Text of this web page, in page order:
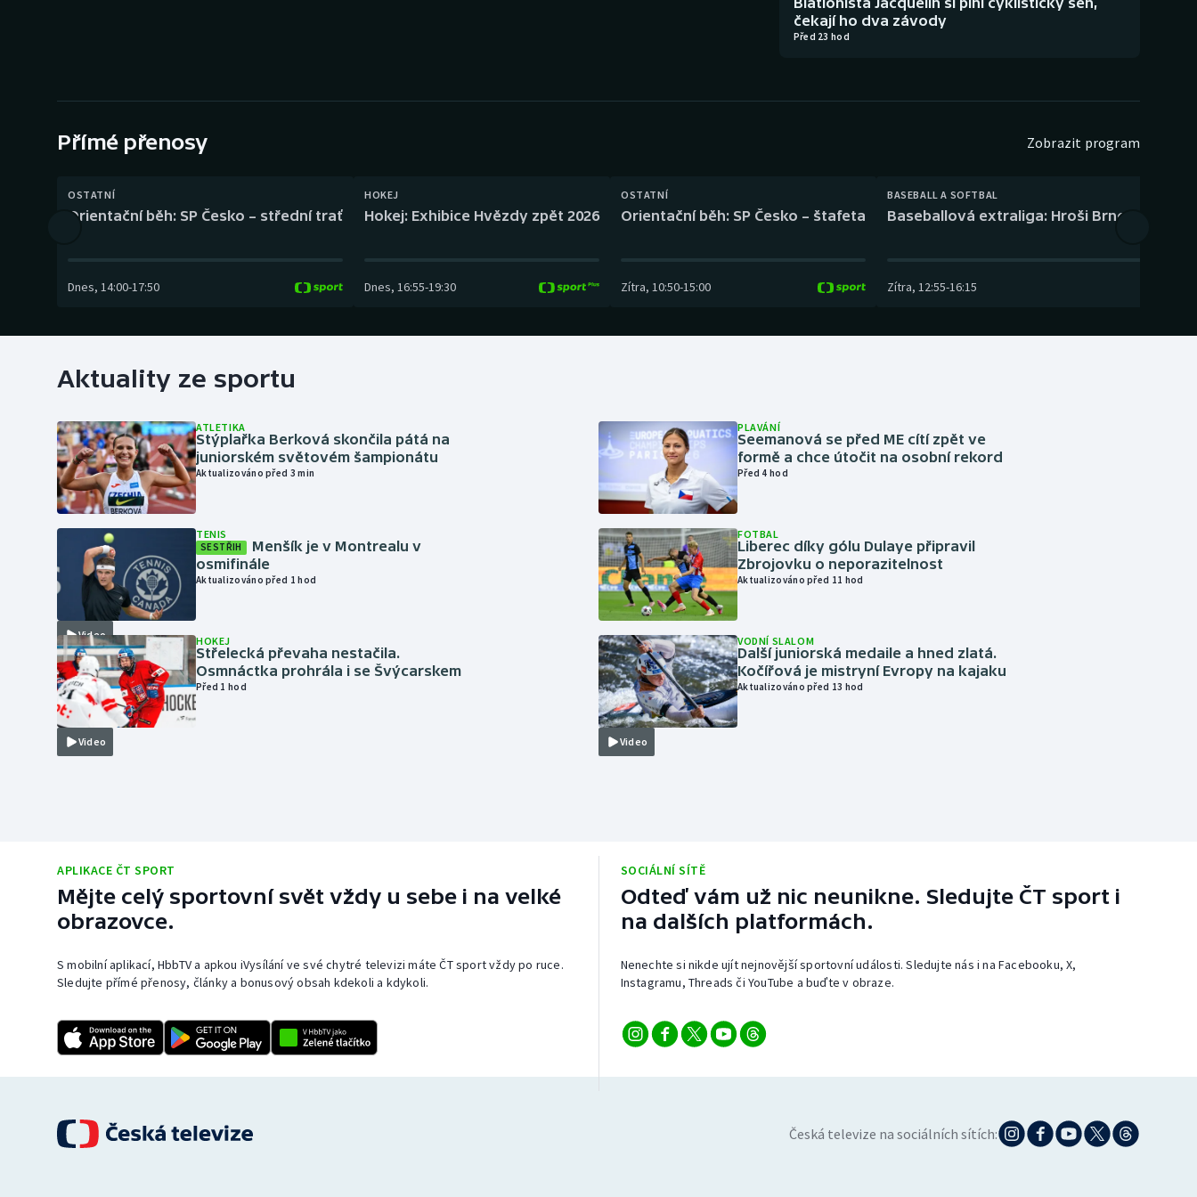
Gymnastika Plážový volejbal
čekají ho dva závody
Před 23 hod
Přímé přenosy Zobrazit program
OSTATNÍ
Orientační běh: SP Česko – střední trať
Dnes, 14:00-17:50
HOKEJ
Hokej: Exhibice Hvězdy zpět 2026
Dnes, 16:55-19:30
OSTATNÍ
Orientační běh: SP Česko – štafeta
Zítra, 10:50-15:00
BASEBALL A SOFTBAL
Baseballová extraliga: Hroši Brno – Eagles
Zítra, 12:55-16:15
Aktuality ze sportu
ATLETIKA
Stýplařka Berková skončila pátá na
juniorském světovém šampionátu
Aktualizováno před 3 min
Video
TENIS
SESTŘIH
Menšík je v Montrealu v
osmifinále
Aktualizováno před 1 hod
Video
HOKEJ
Střelecká převaha nestačila.
Osmnáctka prohrála i se Švýcarskem
Před 1 hod
PLAVÁNÍ
Seemanová se před ME cítí zpět ve
formě a chce útočit na osobní rekord
Před 4 hod
FOTBAL
Liberec díky gólu Dulaye připravil
Zbrojovku o neporazitelnost
Aktualizováno před 11 hod
Video
VODNÍ SLALOM
Další juniorská medaile a hned zlatá.
Kočířová je mistryní Evropy na kajaku
Aktualizováno před 13 hod
APLIKACE ČT SPORT
Mějte celý sportovní svět vždy u sebe i na velké
obrazovce.
S mobilní aplikací, HbbTV a apkou iVysílání ve své chytré televizi máte ČT sport vždy po ruce.
Sledujte přímé přenosy, články a bonusový obsah kdekoli a kdykoli.
SOCIÁLNÍ SÍTĚ
Odteď vám už nic neunikne. Sledujte ČT sport i
na dalších platformách.
Nenechte si nikde ujít nejnovější sportovní události. Sledujte nás i na Facebooku, X,
Instagramu, Threads či YouTube a buďte v obraze.
Česká televize na sociálních sítích: